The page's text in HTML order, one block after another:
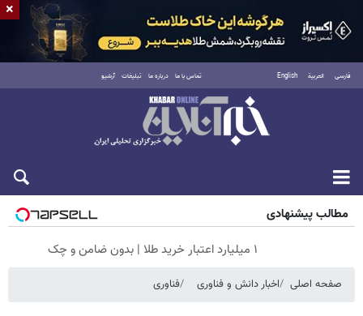
فارسی العربية English تماس با ما درباره ما تبلیغات آرشیو
شنبه ۱۷ مرداد ۱۴۰۵
مطالب پیشنهادی
۱ میلیارد اعتبار خرید طلا | بدون ضامن و چک
صفحه اصلی اخبار دانش و فناوری فناوری
×